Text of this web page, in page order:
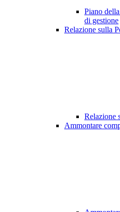
Piano
di gestione
Relazione sulla
Relazione
Ammontare